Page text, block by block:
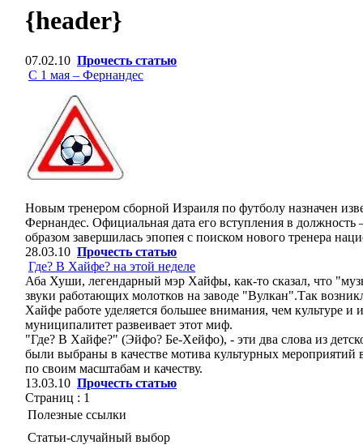
{header}
07.02.10 Прочесть статью
С 1 мая – Фернандес
Новым тренером сборной Израиля по футболу назначен
Фернандес. Официальная дата его вступления в должность
образом завершилась эпопея с поиском нового тренера
28.03.10 Прочесть статью
Где? В Хайфе? на этой неделе
Аба Хуши, легендарный мэр Хайфы, как-то сказал, что
звуки работающих молотков на заводе "Вулкан".Так
Хайфе работе уделяется большее внимания, чем культуре и
муниципалитет развеивает этот миф.
"Где? В Хайфе?" (Эйфо? Бе-Хейфо), - эти два слова из
были выбраны в качестве мотива культурных мероприятий
по своим масштабам и качеству.
13.03.10 Прочесть статью
Страниц : 1
Полезные ссылки
Статьи-случайный выбор